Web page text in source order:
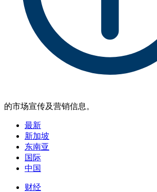
的市场宣传及营销信息。
最新
新加坡
东南亚
国际
中国
财经